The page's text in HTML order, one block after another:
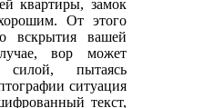
квартиры, замок
От этого
вскрытия вашей
вор может
силой, пытаясь
ситуация
текст,